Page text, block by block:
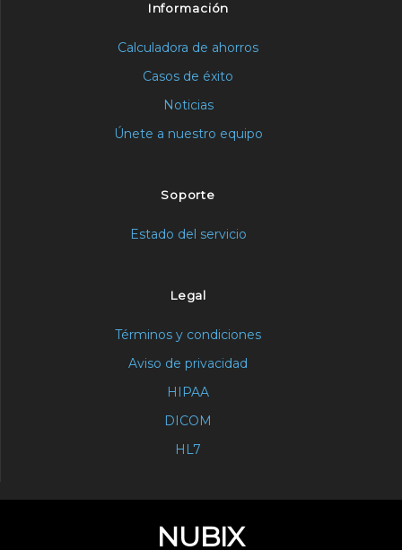
Información
Calculadora de ahorros
Casos de éxito
Noticias
Únete a nuestro equipo
Soporte
Estado del servicio
Legal
Términos y condiciones
Aviso de privacidad
HIPAA
DICOM
HL7
NUBIX